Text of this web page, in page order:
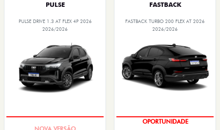
PULSE
PULSE DRIVE 1.3 AT FLEX 4P 2026
2026/2026
FASTBACK
FASTBACK TURBO 200 FLEX AT 2026
2026/2026
OPORTUNIDADE